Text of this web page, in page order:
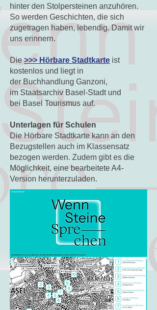
hinter den Stolpersteinen anzuhören.
So werden Geschichten, die sich
zugetragen haben, lebendig. Damit wir
uns erinnern.
Die >>> Hörbare Stadtkarte ist
kostenlos und liegt in
der Buchhandlung Ganzoni,
im Staatsarchiv Basel-Stadtund
bei Basel Tourismus auf.
Unterlagen für Schulen
Die Hörbare Stadtkarte kann an den
Bezugstellen auch im Klassensatz
bezogen werden. Zudem gibt es die
Möglichkeit, eine bearbeitete A4-
Version herunterzuladen.